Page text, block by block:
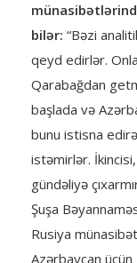
bilər: “Bəzi
qeyd edirlər.
Qarabağdan
başlada və
bunu istisna
istəmirlər.
gündəliyə
Şuşa
Rusiya
Azərbaycan